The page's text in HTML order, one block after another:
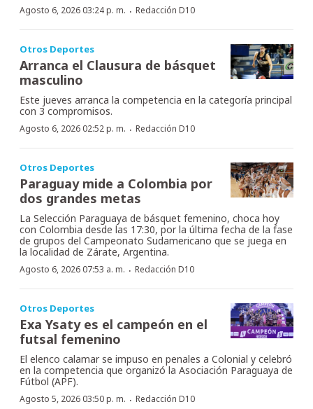
Agosto 6, 2026 03:24 p. m. · Redacción D10
Otros Deportes
Arranca el Clausura de básquet
masculino
Este jueves arranca la competencia en la categoría principal
con 3 compromisos.
Agosto 6, 2026 02:52 p. m. · Redacción D10
Otros Deportes
Paraguay mide a Colombia por
dos grandes metas
La Selección Paraguaya de básquet femenino, choca hoy
con Colombia desde las 17:30, por la última fecha de la fase
de grupos del Campeonato Sudamericano que se juega en
la localidad de Zárate, Argentina.
Agosto 6, 2026 07:53 a. m. · Redacción D10
Otros Deportes
Exa Ysaty es el campeón en el
futsal femenino
El elenco calamar se impuso en penales a Colonial y celebró
en la competencia que organizó la Asociación Paraguaya de
Fútbol (APF).
Agosto 5, 2026 03:50 p. m. · Redacción D10